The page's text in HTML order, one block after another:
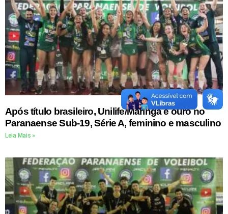
Após título brasileiro, Unilife/Maringá é ouro no
Paranaense Sub-19, Série A, feminino e masculino
Leia Mais »